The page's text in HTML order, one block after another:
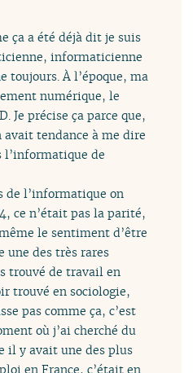
ça a été déjà dit je suis
informaticienne
toujours. À l’époque, ma
numérique, le
Je précise ça parce que,
tendance à me dire
l’informatique de
de l’informatique on
ce n’était pas la parité,
le sentiment d’être
une des très rares
trouvé de travail en
trouvé en sociologie,
pas comme ça, c’est
où j’ai cherché du
il y avait une des plus
en France, c’était en